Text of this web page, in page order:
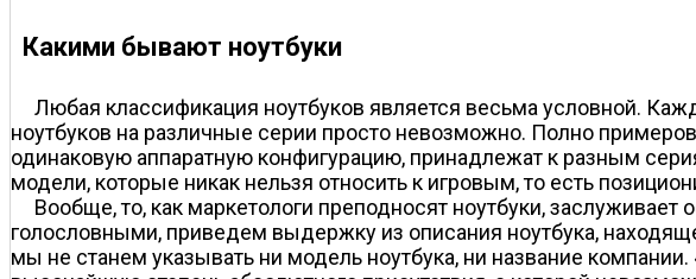
Какими бывают ноутбуки
Любая классификация ноутбуков является весьма условной.
ноутбуков на различные серии просто невозможно. Полно
одинаковую аппаратную конфигурацию, принадлежат к разным
модели, которые никак нельзя относить к игровым, то есть
Вообще, то, как маркетологи преподносят ноутбуки,
голословными, приведем выдержку из описания ноутбука,
мы не станем указывать ни модель ноутбука, ни название